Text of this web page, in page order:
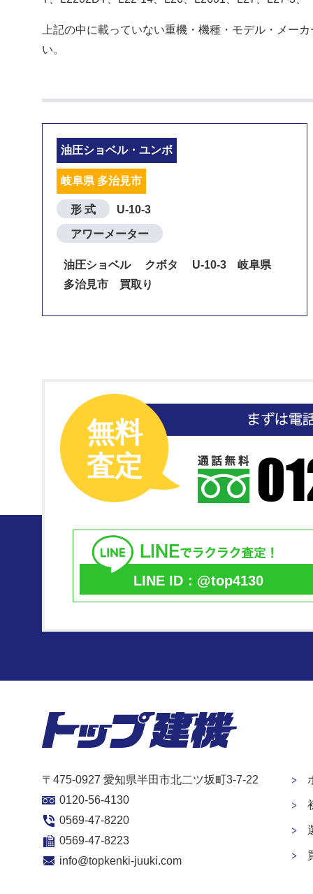
上記の中に載っていない重機・機種・モデル・メー
い。
油圧ショベル・ユンボ
岐阜県 多治見市
形 式 U-10-3
アワーメーター
油圧ショベル クボタ U-10-3 岐阜県
多治見市 買取り
無料
査定
LINE ID：@top4130
〒475-0927 愛知県半田市北二ツ坂町3-7-22
0120-56-4130
0569-47-8220
0569-47-8223
info@topkenki-juuki.com